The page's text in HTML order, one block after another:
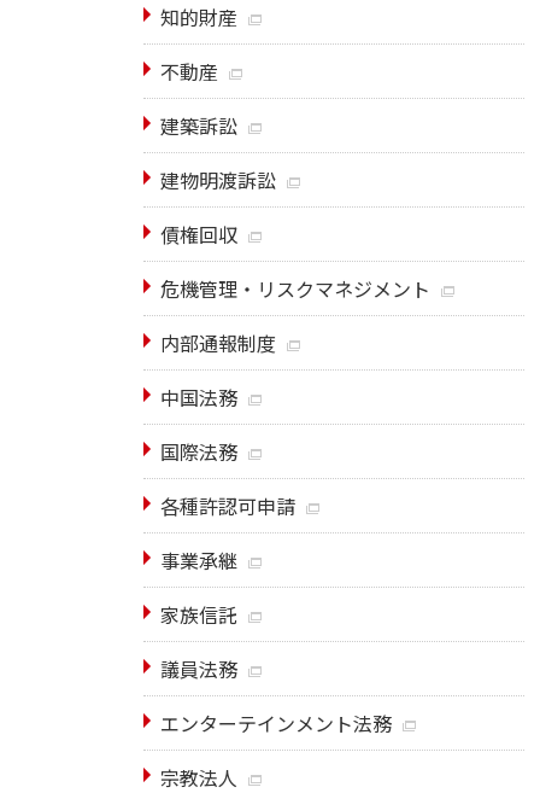
知的財産
不動産
建築訴訟
建物明渡訴訟
債権回収
危機管理・リスクマネジメント
内部通報制度
中国法務
国際法務
各種許認可申請
事業承継
家族信託
議員法務
エンターテインメント法務
宗教法人